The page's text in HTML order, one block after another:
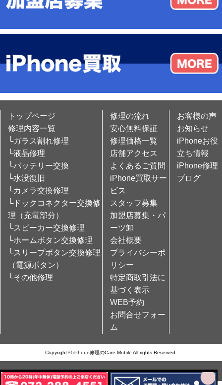
トップページ
修理内容一覧
└ガラス割れ修理
└液晶修理
└バッテリー交換
└水没復旧
└カメラ交換修理
└ドックコネクター交換修
理（充電部分）
└スピーカー交換修理
└ホームボタン交換修理
└スリープボタン交換修理
（電源ボタン）
└その他修理
修理の流れ
安心無料保証
修理価格一覧
店舗アクセス
よくあるご質問
iPhone買取サー
ビス
スタッフ募集
加盟店募集・パ
ーツ卸
会社概要
プライバシーポ
リシー
特定商取引法に
基づく表示
WEB予約
お問合せフォー
ム
お客様の声
お知らせ
iPhoneお役
立ち情報
iPhone修理
ブログ
Copyright © iPhone修理のCare Mobile All rights Reserved.